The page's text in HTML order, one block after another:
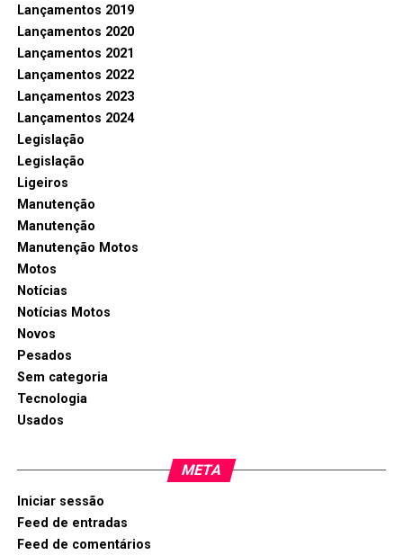
Lançamentos 2019
Lançamentos 2020
Lançamentos 2021
Lançamentos 2022
Lançamentos 2023
Lançamentos 2024
Legislação
Legislação
Ligeiros
Manutenção
Manutenção
Manutenção Motos
Motos
Notícias
Notícias Motos
Novos
Pesados
Sem categoria
Tecnologia
Usados
META
Iniciar sessão
Feed de entradas
Feed de comentários